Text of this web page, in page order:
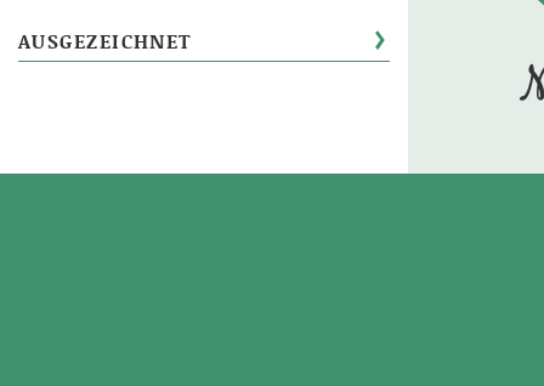
AUSGEZEICHNET